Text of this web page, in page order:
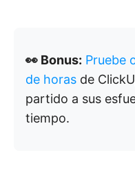
👀 Bonus: Pruebe
de horas de
partido a sus
tiempo.